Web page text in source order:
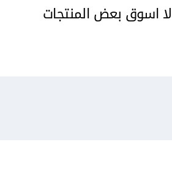
لا اسوق بعض المنتجات